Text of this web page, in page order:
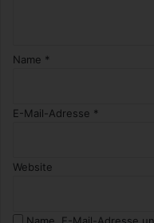
Name *
E-Mail-Adresse *
Website